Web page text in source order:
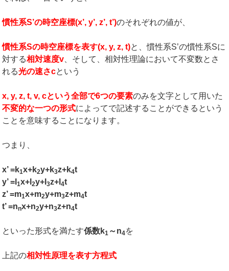
慣性系S’の時空座標(x’, y’, z’, t’)のそれぞれの値が、
慣性系Sの時空座標を表す(x, y, z, t)と、慣性系S’の慣性系Sに
対する相対速度v 、そして、相対性理論において不変数とさ
れる光の速さcという
x, y, z, t, v, cという全部で6つの要素のみを文字として用いた
不変的な一つの形式によってで記述することができるという
ことを意味することになります。
つまり、
x’ =k1x+k2y+k3z+k4t
y’ =l1x+l2y+l3z+l 4t
z’ =m1x+m2y+m3z+m4t
t’ =nnx+n2y+n3z+n4t
といった形式を満たす係数k1 ～n4を
上記の相対性原理を表す方程式